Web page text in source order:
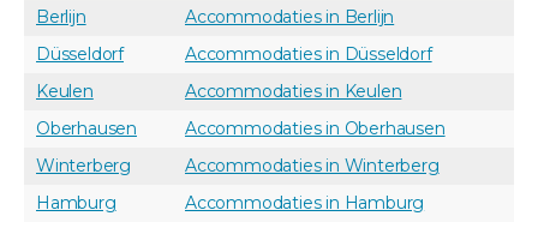
Berlijn
Accommodaties in Berlijn
Düsseldorf
Accommodaties in Düsseldorf
Keulen
Accommodaties in Keulen
Oberhausen
Accommodaties in Oberhausen
Winterberg
Accommodaties in Winterberg
Hamburg
Accommodaties in Hamburg